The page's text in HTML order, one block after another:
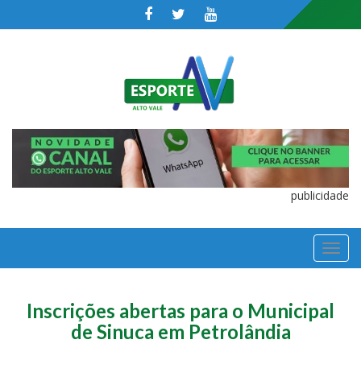
publicidade
Inscrições abertas para o Municipal
de Sinuca em Petrolândia